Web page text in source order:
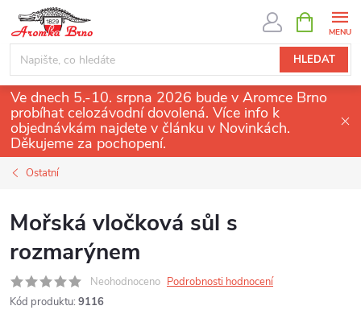
obsah
HLEDAT
NÁKUPNÍ
KOŠÍK
Ve dnech 5.-10. srpna 2026 bude v Aromce Brno
probíhat celozávodní dovolená. Více info k
objednávkám najdete v článku v Novinkách.
Děkujeme za pochopení.
Ostatní
Mořská vločková sůl s
rozmarýnem
Neohodnoceno Podrobnosti hodnocení
Kód produktu: 9116